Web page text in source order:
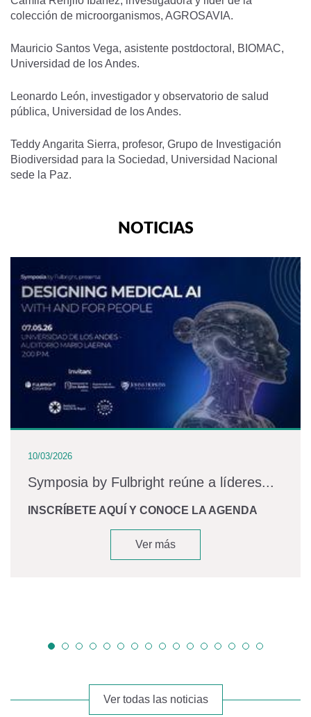
colección de microorganismos, AGROSAVIA.
Mauricio Santos Vega, asistente postdoctoral, BIOMAC,
Universidad de los Andes.
Leonardo León, investigador y observatorio de salud
pública, Universidad de los Andes.
Teddy Angarita Sierra, profesor, Grupo de Investigación
Biodiversidad para la Sociedad, Universidad Nacional
sede la Paz.
NOTICIAS
10/03/2026
Symposia by Fulbright reúne a líderes...
INSCRÍBETE AQUÍ Y CONOCE LA AGENDA
Ver más
Ver todas las noticias